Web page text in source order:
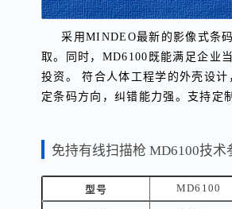
采用MINDEO最新的影像式条
取。同时，MD6100既能满足企业
投资。 符合人体工程学的外壳设
定条码方向，纠错能力强。支持定
免持有线扫描枪 MD6100技术
型号 MD6100